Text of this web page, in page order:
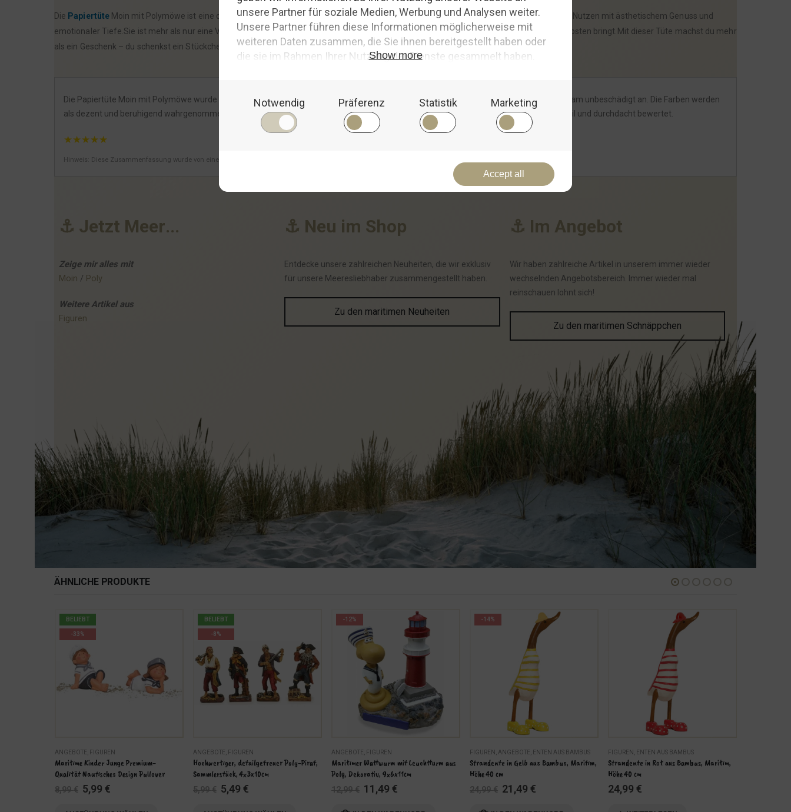
Die PapiertüteMoin mit Polymöwe ist eine originelle Geschenkidee, die das Herz berührt und die Sinne anspricht.Sie verbindet praktischen Nutzen mit ästhetischem Genuss und
emotionaler Tiefe.Sie ist mehr als nur eine Verpackung; sie ist ein Botschafter des Nordens, der Wärme und Freude in das Leben deiner Liebsten bringt.Mit dieser Tüte machst du mehr
als ein Geschenk – du schenkst ein Stückchen Zuhause und eine Prise norddeutsche Seele.
Die Papiertüte Moin mit Polymöwe wurde als niedliche Verpackung für ein Schmuckgeschenk gelobt, die Lieferung war schnell und alles kam unbeschädigt an. Die Farben werden
als dezent und beruhigend wahrgenommen, was eine angenehme Atmosphäre schafft. Insgesamt wurde die Verpackung als sicher, stabil und durchdacht bewertet.
★★★★★
Hinweis: Diese Zusammenfassung wurde von einer KI generiert.
⚓ Jetzt Meer...
Zeige mir alles mit
Moin / Poly
Weitere Artikel aus
Figuren
⚓ Neu im Shop
Entdecke unsere zahlreichen Neuheiten, die wir exklusiv
für unsere Meeresliebhaber zusammengestellt haben.
Zu den maritimen Neuheiten
⚓ Im Angebot
Wir haben zahlreiche Artikel in unserem immer wieder
wechselnden Angebotsbereich. Immer wieder mal
reinschauen lohnt sich!
Zu den maritimen Schnäppchen
ÄHNLICHE PRODUKTE
BELIEBT
-33%
ANGEBOTE FIGUREN
Maritime Kinder Junge Premium-
Qualität Nautisches Design Pullover
8,99€ Ursprünglicher
war:
5,99 €Aktueller
ist:
BELIEBT
-8%
ANGEBOTE FIGUREN
Hochwertiger, detailgetreuer Poly-Pirat,
Sammlerstück, 4x3x10cm
5,99€ Ursprünglicher
war:
5,49 €Aktueller
ist:
-12%
ANGEBOTE FIGUREN
Maritimer Wattwurm mit Leuchtturm aus
Poly, Dekorativ, 9x6x11cm
12,99€ Ursprünglicher
war:
11,49€
ist:
-14%
FIGUREN ANGEBOTE ENTEN AUS BAMBUS
Strandente in Gelb aus Bambus, Maritim,
Höhe 40 cm
24,99€ Ursprünglicher
war:
21,49€
ist:
FIGUREN ENTEN AUS BAMBUS
Strandente in Rot aus Bambus, Maritim,
Höhe 40 cm
24,99€